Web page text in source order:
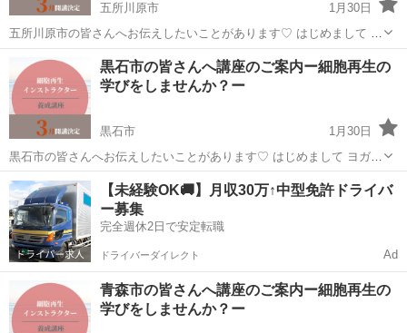
五所川原市
1月30日
五所川原市の皆さんへお伝えしたいことがあります♡ はじめまして ヨ
ガインストラクターのハルナです 私が細胞再生の学びをした キッカケ
は産後に一気に上がった 健康意識ですが 学ぶにつれて分かったこと...
青森 五所川原市 生活知識 講座
黒石市の皆さんへ講座のご案内ー細胞再生の
学びをしませんか？ー
黒石市
1月30日
黒石市の皆さんへお伝えしたいことがあります♡ はじめまして ヨガイ
ンストラクターのハルナです 私が細胞再生の学びをした キッカケは産
後に一気に上がった 健康意識ですが 学ぶにつれて分かったことが ...
青森 黒石市 生活知識 講座
【未経験OK🚚】月収30万↑中型免許ドライバ
ー募集
完全週休2日で安定転職
ドライバーダイレクト Ad
青森市の皆さんへ講座のご案内ー細胞再生の
学びをしませんか？ー